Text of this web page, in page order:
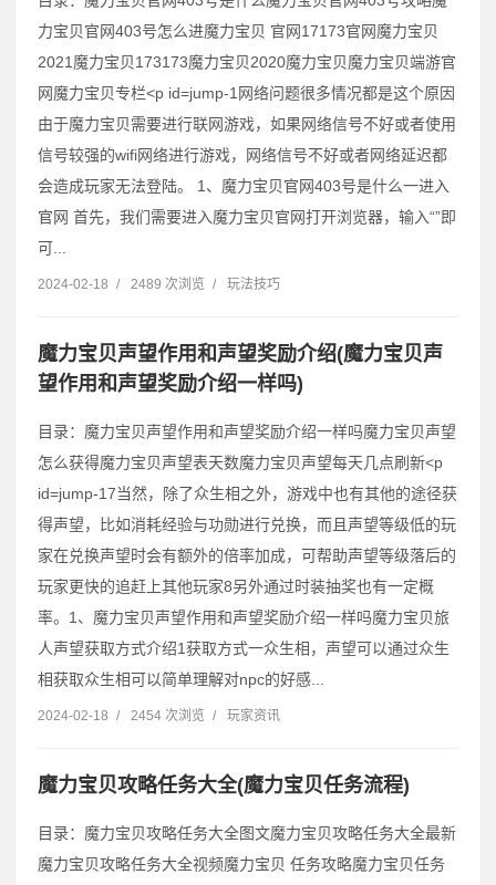
力宝贝官网403号怎么进魔力宝贝 官网17173官网魔力宝贝
2021魔力宝贝173173魔力宝贝2020魔力宝贝魔力宝贝端游官
网魔力宝贝专栏˂p id=jump-1网络问题很多情况都是这个原因
由于魔力宝贝需要进行联网游戏，如果网络信号不好或者使用
信号较强的wifi网络进行游戏，网络信号不好或者网络延迟都
会造成玩家无法登陆。 1、魔力宝贝官网403号是什么一进入
官网 首先，我们需要进入魔力宝贝官网打开浏览器，输入“”即
可...
2024-02-18 / 2489 次浏览 / 玩法技巧
魔力宝贝声望作用和声望奖励介绍(魔力宝贝声
望作用和声望奖励介绍一样吗)
目录：魔力宝贝声望作用和声望奖励介绍一样吗魔力宝贝声望
怎么获得魔力宝贝声望表天数魔力宝贝声望每天几点刷新˂p
id=jump-17当然，除了众生相之外，游戏中也有其他的途径获
得声望，比如消耗经验与功勋进行兑换，而且声望等级低的玩
家在兑换声望时会有额外的倍率加成，可帮助声望等级落后的
玩家更快的追赶上其他玩家8另外通过时装抽奖也有一定概
率。1、魔力宝贝声望作用和声望奖励介绍一样吗魔力宝贝旅
人声望获取方式介绍1获取方式一众生相，声望可以通过众生
相获取众生相可以简单理解对npc的好感...
2024-02-18 / 2454 次浏览 / 玩家资讯
魔力宝贝攻略任务大全(魔力宝贝任务流程)
目录：魔力宝贝攻略任务大全图文魔力宝贝攻略任务大全最新
魔力宝贝攻略任务大全视频魔力宝贝 任务攻略魔力宝贝任务